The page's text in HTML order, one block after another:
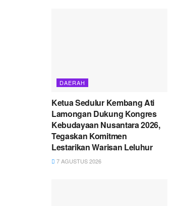
DAERAH
Ketua Sedulur Kembang Ati
Lamongan Dukung Kongres
Kebudayaan Nusantara 2026,
Tegaskan Komitmen
Lestarikan Warisan Leluhur
7 AGUSTUS 2026